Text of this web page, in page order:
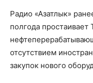
Радио «Азатлык»
полгода
отсутствием
закупок нового